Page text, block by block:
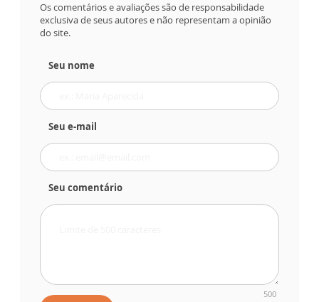
Os comentários e avaliações são de responsabilidade
exclusiva de seus autores e não representam a opinião
do site.
Seu nome
Seu e-mail
Seu comentário
500